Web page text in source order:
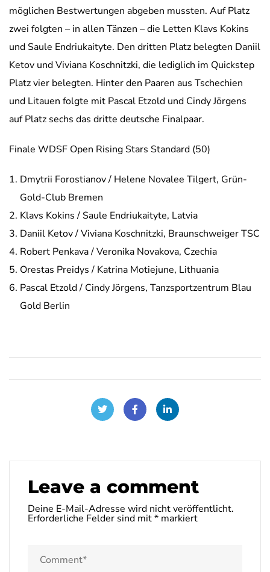
möglichen Bestwertungen abgeben mussten. Auf Platz
zwei folgten – in allen Tänzen – die Letten Klavs Kokins
und Saule Endriukaityte. Den dritten Platz belegten Daniil
Ketov und Viviana Koschnitzki, die lediglich im Quickstep
Platz vier belegten. Hinter den Paaren aus Tschechien
und Litauen folgte mit Pascal Etzold und Cindy Jörgens
auf Platz sechs das dritte deutsche Finalpaar.
Finale WDSF Open Rising Stars Standard (50)
Dmytrii Forostianov / Helene Novalee Tilgert, Grün-
Gold-Club Bremen
Klavs Kokins / Saule Endriukaityte, Latvia
Daniil Ketov / Viviana Koschnitzki, Braunschweiger TSC
Robert Penkava / Veronika Novakova, Czechia
Orestas Preidys / Katrina Motiejune, Lithuania
Pascal Etzold / Cindy Jörgens, Tanzsportzentrum Blau
Gold Berlin
Leave a comment
Deine E-Mail-Adresse wird nicht veröffentlicht.
Erforderliche Felder sind mit* markiert